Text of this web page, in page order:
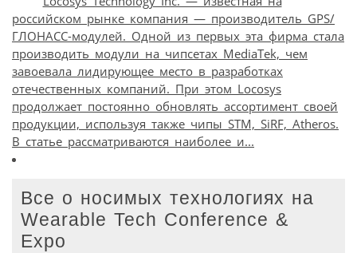
российском рынке компания — производитель GPS/
ГЛОНАСС-модулей. Одной из первых эта фирма стала
производить модули на чипсетах MediaTek, чем
завоевала лидирующее место в разработках
отечественных компаний. При этом Locosys
продолжает постоянно обновлять ассортимент своей
продукции, используя также чипы STM, SiRF, Atheros.
В статье рассматриваются наиболее и...
Все о носимых технологиях на
Wearable Tech Conference &
Expo